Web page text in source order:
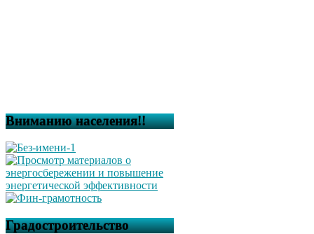
Вниманию населения!!
Градостроительство